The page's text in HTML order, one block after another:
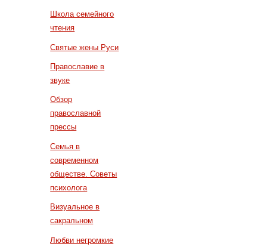
Школа семейного
чтения
Святые жены Руси
Православие в
звуке
Обзор
православной
прессы
Семья в
современном
обществе. Советы
психолога
Визуальное в
сакральном
Любви негромкие